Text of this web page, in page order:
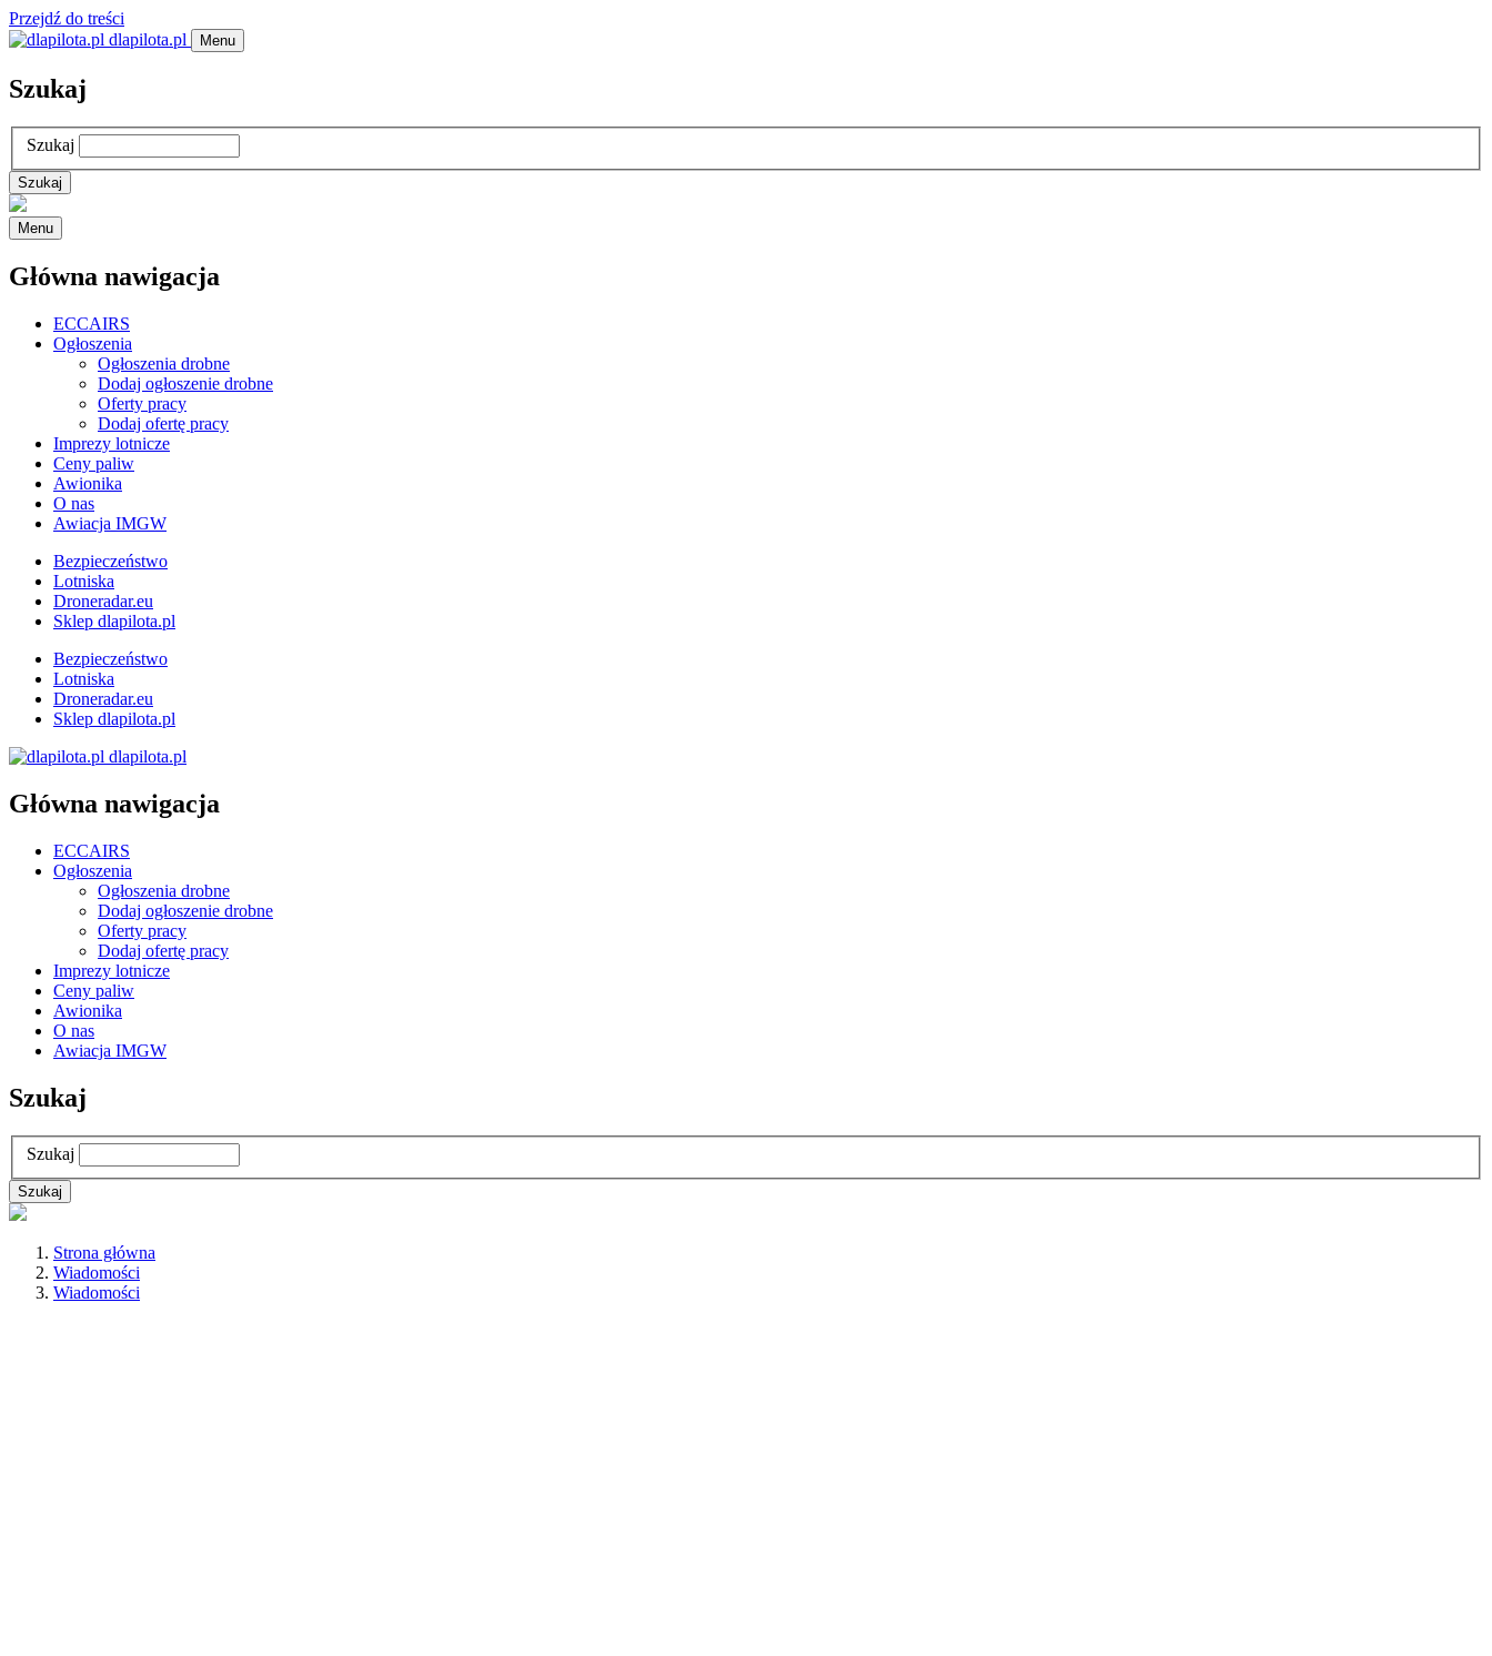
Przejdź do treści
dlapilota.pl
Menu
Szukaj
Szukaj
Menu
Główna nawigacja
ECCAIRS
Ogłoszenia
Ogłoszenia drobne
Dodaj ogłoszenie drobne
Oferty pracy
Dodaj ofertę pracy
Imprezy lotnicze
Ceny paliw
Awionika
O nas
Awiacja IMGW
Bezpieczeństwo
Lotniska
Droneradar.eu
Sklep dlapilota.pl
Bezpieczeństwo
Lotniska
Droneradar.eu
Sklep dlapilota.pl
dlapilota.pl
Główna nawigacja
ECCAIRS
Ogłoszenia
Ogłoszenia drobne
Dodaj ogłoszenie drobne
Oferty pracy
Dodaj ofertę pracy
Imprezy lotnicze
Ceny paliw
Awionika
O nas
Awiacja IMGW
Szukaj
Szukaj
Strona główna
Wiadomości
Wiadomości